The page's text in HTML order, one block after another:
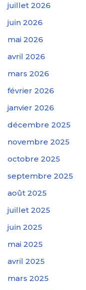
juillet 2026
juin 2026
mai 2026
avril 2026
mars 2026
février 2026
janvier 2026
décembre 2025
novembre 2025
octobre 2025
septembre 2025
août 2025
juillet 2025
juin 2025
mai 2025
avril 2025
mars 2025